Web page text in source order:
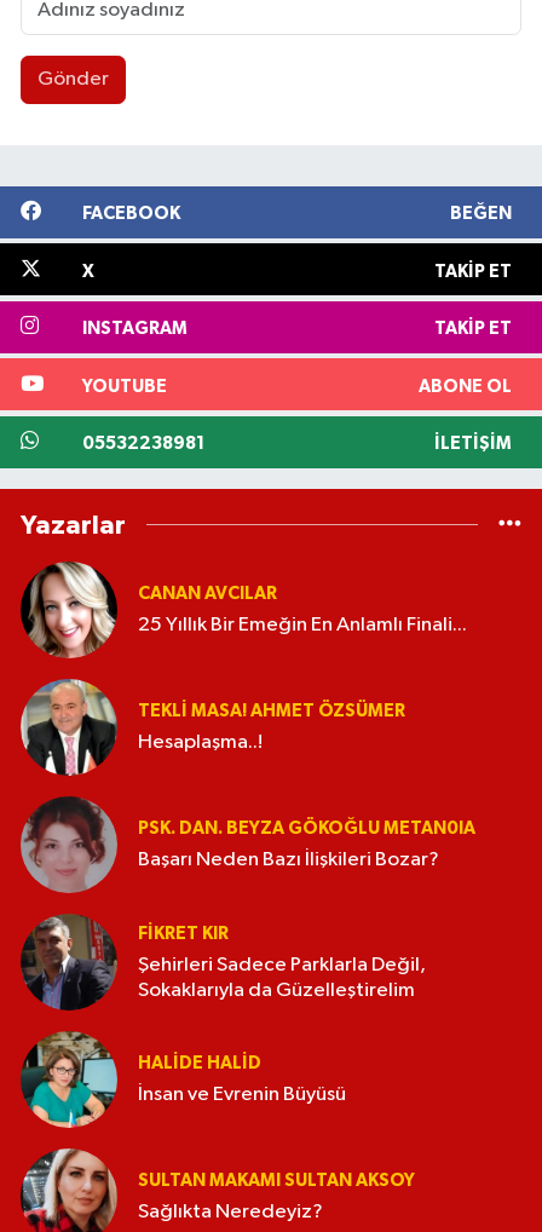
Gönder
FACEBOOK BEĞEN
X TAKIP ET
INSTAGRAM TAKIP ET
YOUTUBE ABONE OL
05532238981 İLETIŞIM
Yazarlar
CANAN AVCILAR
25 Yıllık Bir Emeğin En Anlamlı Finali...
TEKLI MASA! AHMET ÖZSÜMER
Hesaplaşma..!
PSK. DAN. BEYZA GÖKOĞLU METAN0IA
Başarı Neden Bazı İlişkileri Bozar?
FIKRET KIR
Şehirleri Sadece Parklarla Değil,
Sokaklarıyla da Güzelleştirelim
HALIDE HALID
İnsan ve Evrenin Büyüsü
SULTAN MAKAMI SULTAN AKSOY
Sağlıkta Neredeyiz?